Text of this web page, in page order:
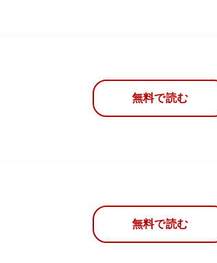
無料で読む
無料で読む